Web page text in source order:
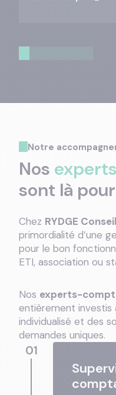
Notre
Nos
sont là
Chez RYDGE Conseil
primordialité d’une
pour le bon
ETI, association ou
Nos experts-
entièrement investis
individualisé et des
demandes uniques.
01